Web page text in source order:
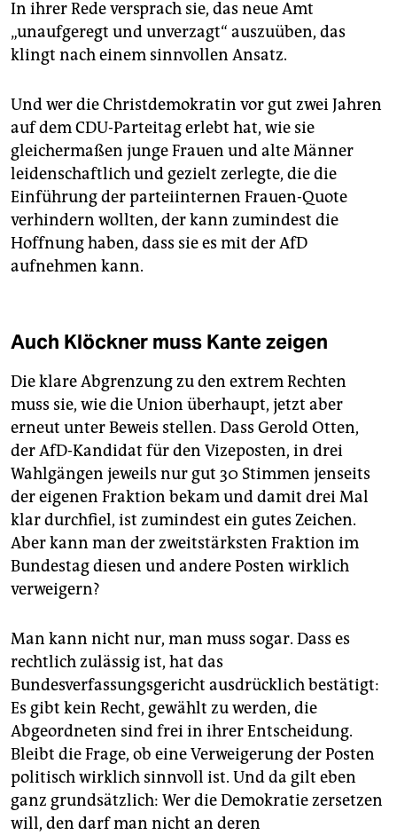
In ihrer Rede versprach sie, das neue Amt
„unaufgeregt und unverzagt“ auszuüben, das
klingt nach einem sinnvollen Ansatz.
Und wer die Christdemokratin vor gut zwei Jahren
auf dem CDU-Parteitag erlebt hat, wie sie
gleichermaßen junge Frauen und alte Männer
leidenschaftlich und gezielt zerlegte, die die
Einführung der parteiinternen Frauen-Quote
verhindern wollten, der kann zumindest die
Hoffnung haben, dass sie es mit der AfD
aufnehmen kann.
Auch Klöckner muss Kante zeigen
Die klare Abgrenzung zu den extrem Rechten
muss sie, wie die Union überhaupt, jetzt aber
erneut unter Beweis stellen. Dass Gerold Otten,
der AfD-Kandidat für den Vizeposten, in drei
Wahlgängen jeweils nur gut 30 Stimmen jenseits
der eigenen Fraktion bekam und damit drei Mal
klar durchfiel, ist zumindest ein gutes Zeichen.
Aber kann man der zweitstärksten Fraktion im
Bundestag diesen und andere Posten wirklich
verweigern?
Man kann nicht nur, man muss sogar. Dass es
rechtlich zulässig ist, hat das
Bundesverfassungsgericht ausdrücklich bestätigt:
Es gibt kein Recht, gewählt zu werden, die
Abgeordneten sind frei in ihrer Entscheidung.
Bleibt die Frage, ob eine Verweigerung der Posten
politisch wirklich sinnvoll ist. Und da gilt eben
ganz grundsätzlich: Wer die Demokratie zersetzen
will, den darf man nicht an deren